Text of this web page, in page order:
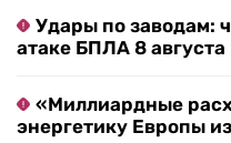
Удары по заводам:
атаке БПЛА 8 августа
«Миллиардные
энергетику Европы